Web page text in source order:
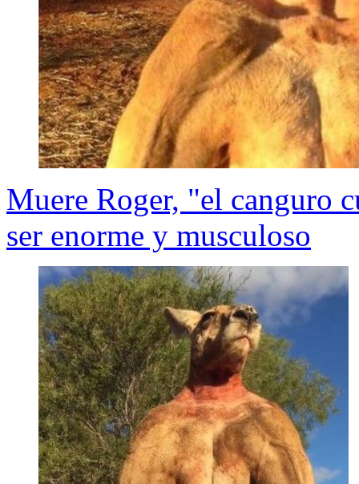
Muere Roger, "el canguro
ser enorme y musculoso